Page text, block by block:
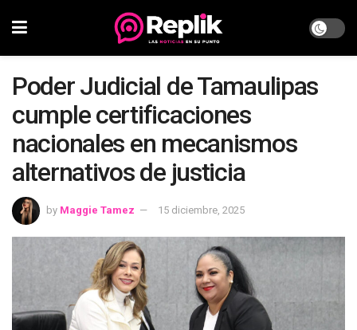
Poder Judicial de Tamaulipas
cumple certificaciones
nacionales en mecanismos
alternativos de justicia
by Maggie Tamez 15 diciembre, 2025